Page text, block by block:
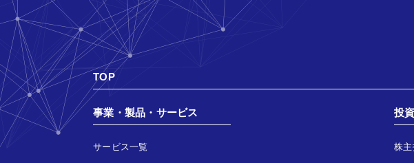
TOP
事業・製品・サービス
サービス一覧
投
株